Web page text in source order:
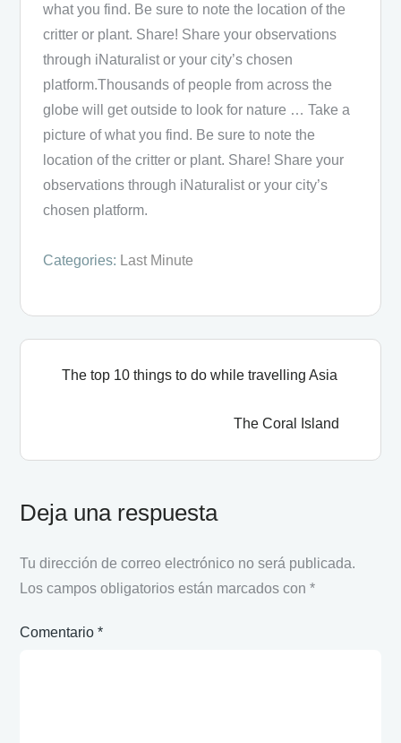
what you find. Be sure to note the location of the
critter or plant. Share! Share your observations
through iNaturalist or your city’s chosen
platform.Thousands of people from across the
globe will get outside to look for nature … Take a
picture of what you find. Be sure to note the
location of the critter or plant. Share! Share your
observations through iNaturalist or your city’s
chosen platform.
Categories: Last Minute
The top 10 things to do while travelling Asia
The Coral Island
Deja una respuesta
Tu dirección de correo electrónico no será publicada.
Los campos obligatorios están marcados con*
Comentario*